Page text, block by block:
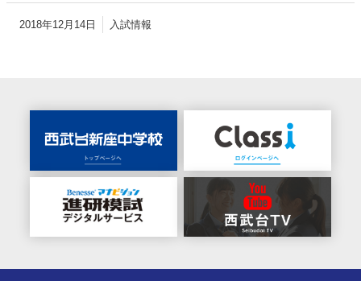
2018年12月14日 入試情報